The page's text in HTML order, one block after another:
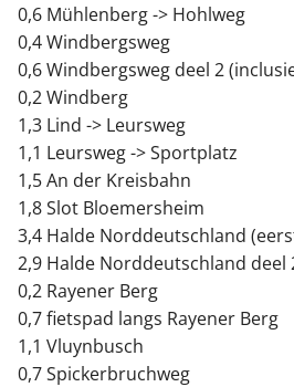
0,6 Mühlenberg -> Hohlweg
0,4 Windbergsweg
0,6 Windbergsweg deel 2
0,2 Windberg
1,3 Lind -> Leursweg
1,1 Leursweg -> Sportplatz
1,5 An der Kreisbahn
1,8 Slot Bloemersheim
3,4 Halde Norddeutschland
2,9 Halde Norddeutschland deel
0,2 Rayener Berg
0,7 fietspad langs Rayener Berg
1,1 Vluynbusch
0,7 Spickerbruchweg